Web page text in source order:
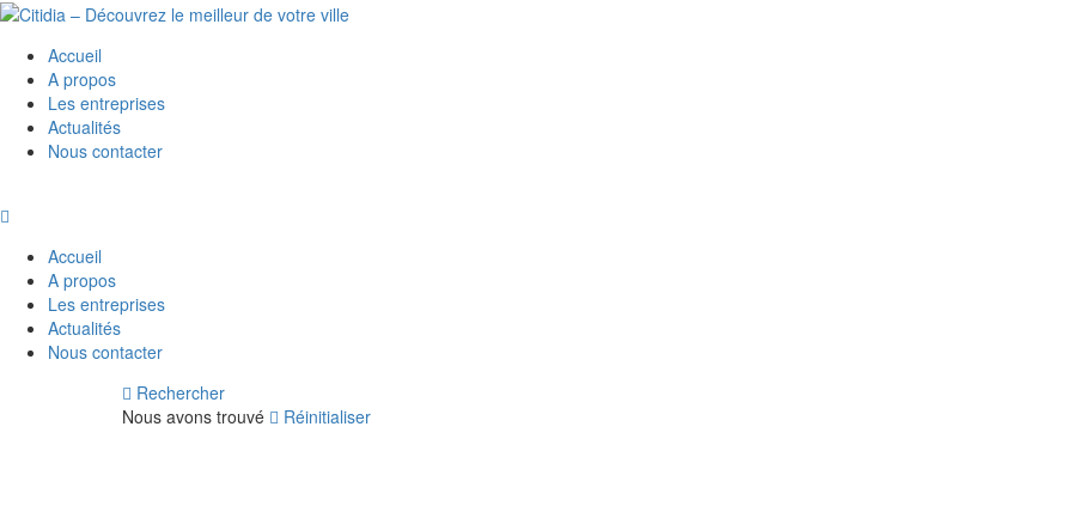
Accueil
A propos
Les entreprises
Actualités
Nous contacter
Accueil
A propos
Les entreprises
Actualités
Nous contacter
Rechercher
Nous avons trouvé
Réinitialiser